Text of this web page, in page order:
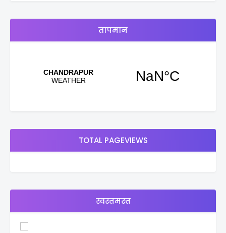
तापमान
TOTAL PAGEVIEWS
स्वस्तमस्त